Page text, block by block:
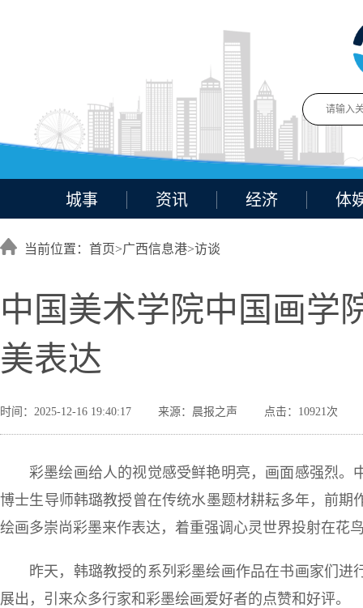
城事 资讯 经济 体
当前位置：首页>广西信息港>访谈
中国美术学院中国画学
美表达
时间：2025-12-16 19:40:17 来源：晨报之声 点击：10921次
彩墨绘画给人的视觉感受鲜艳明亮，画面感强烈
博士生导师韩璐教授曾在传统水墨题材耕耘多年，前
绘画多崇尚彩墨来作表达，着重强调心灵世界投射在花
昨天，韩璐教授的系列彩墨绘画作品在书画家们
展出，引来众多行家和彩墨绘画爱好者的点赞和好评。